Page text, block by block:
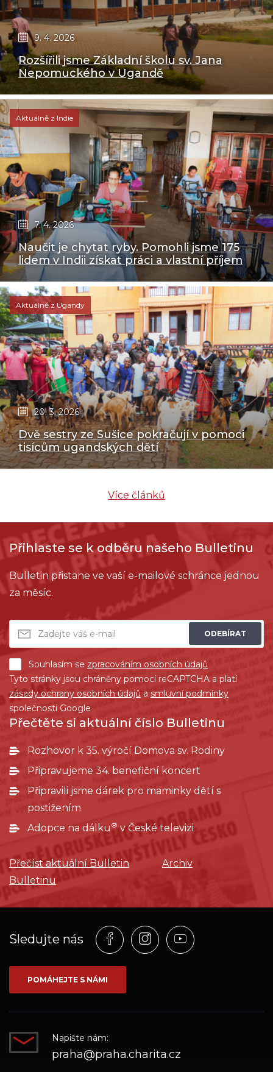
9. 4. 2026
Rozšířili jsme Základní školu sv. Jana
Nepomuckého v Ugandě
Aktuálně z Indie
7. 4. 2026
Naučit je chytat ryby. Pomohli jsme 175
lidem v Indii získat práci a vlastní příjem
Aktuálně z Ugandy
20. 3. 2026
Dvě sestry ze Sušice pokračují v pomoci
tisícům ugandských dětí
Více článků
Přihlaste se k odběru našeho Bulletinu
Bulletin přistane ve vaší e-mailové schránce jednou
za měsíc.
ODEBÍRAT
Souhlasím se zpracováním osobních údajů
Tyto stránky jsou chráněny pomocí reCAPTCHA a platí
zásady ochrany osobních údajů a smluvní podmínky
společnosti Google
Přečtěte si aktuální číslo Bulletinu
Rozhovor k 35. výročí Domova sv. Rodiny
Připravujeme 34. benefiční koncert
Připravili jsme dárek pro maminky dětí s
postižením
Adopce na dálku ®v České televizi
Přečíst aktuální Bulletin
Archiv
Bulletinu
Sledujte nás
Profil
na
síti_Facebook
Profil
na
Profil
na
POMÁHEJTE S NÁMI
Napište nám:
praha@praha.charita.cz